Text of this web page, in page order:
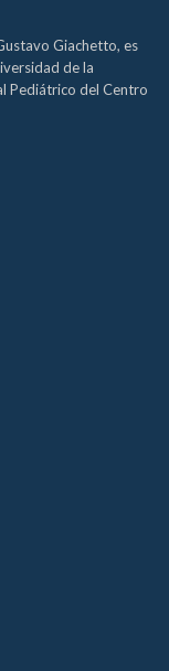
Giachetto, es
de la
Pediátrico del Centro